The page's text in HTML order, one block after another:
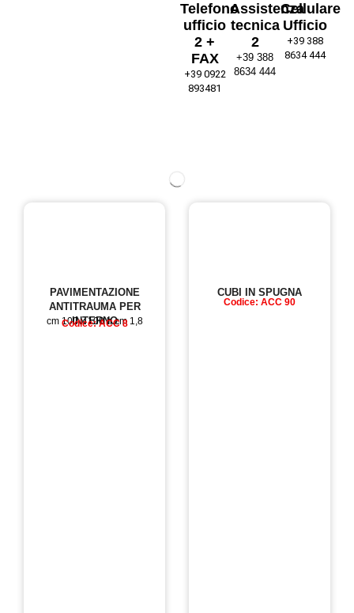
Telefono
ufficio
2 +
FAX
+39 0922
893481
Assistenza
tecnica
2
+39 388
8634 444
Cellulare
Ufficio
+39 388
8634 444
PAVIMENTAZIONE
ANTITRAUMA PER
INTERNO
cm 100 x 100 h cm 1,8
Codice: ACC 8
CUBI IN SPUGNA
Codice: ACC 90